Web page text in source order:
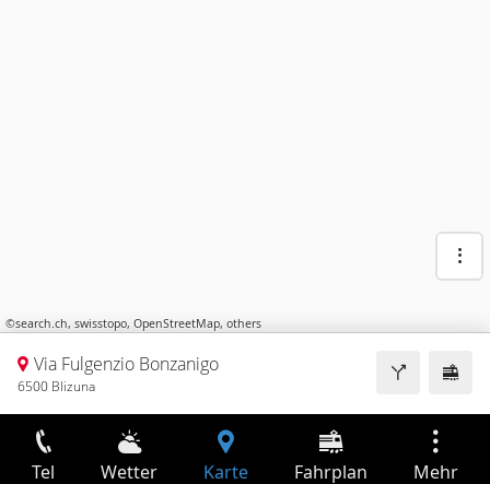
©search.ch, swisstopo, OpenStreetMap, others
Via Fulgenzio Bonzanigo
6500 Blizuna
Tel Wetter Karte Fahrplan Mehr